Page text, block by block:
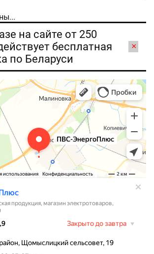
на сайте от 250
бесплатная
по Беларуси
×